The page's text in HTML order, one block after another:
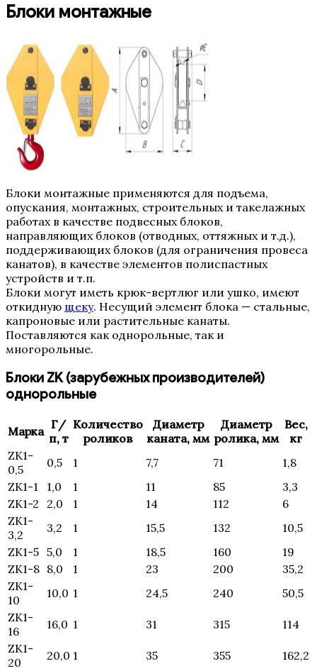
Блоки монтажные
Блоки монтажные применяются для подъема,
опускания, монтажных, строительных и такелажных
работах в качестве подвесных блоков,
направляющих блоков (отводных, оттяжных и т.д.),
поддерживающих блоков (для ограничения провеса
канатов), в качестве элементов полиспастных
устройств и т.п.
Блоки могут иметь крюк-вертлюг или ушко, имеют
откидную щеку. Несущий элемент блока — стальные,
капроновые или растительные канаты.
Поставляются как однорольные, так и
многорольные.
Блоки ZK (зарубежных производителей)
однорольные
Марка Г/
п, т
Количество
роликов
Диаметр
каната, мм
Диаметр
ролика, мм
Вес,
кг
ZK1-
0,5
0,5 1 7,7 71
1,8
ZK1-1
1,0 1 11 85
3,3
ZK1-2
2,0 1 14 112
6
ZK1-
3,2
3,2 1 15,5 132
10,5
ZK1-5 5,0 1 18,5 160
19
ZK1-8 8,0 1 23 200
35,2
ZK1-
10
10,0 1 24,5 240
50,5
ZK1-
16
16,0 1 31 315
114
ZK1-
20
20,0 1 35 355 162,2